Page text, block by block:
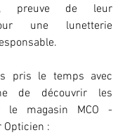
preuve de leur
une lunetterie
pris le temps avec
de découvrir les
le magasin MCO -
Opticien :